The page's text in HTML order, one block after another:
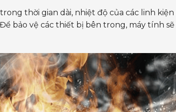
thời gian dài, nhiệt độ của các linh kiện
bảo vệ các thiết bị bên trong, máy tính